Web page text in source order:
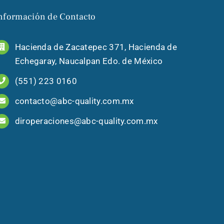
de Contacto
Hacienda de Zacatepec 371, Hacienda de
Echegaray, Naucalpan Edo. de México
(551) 223 0160
contacto@abc-quality.com.mx
diroperaciones@abc-quality.com.mx